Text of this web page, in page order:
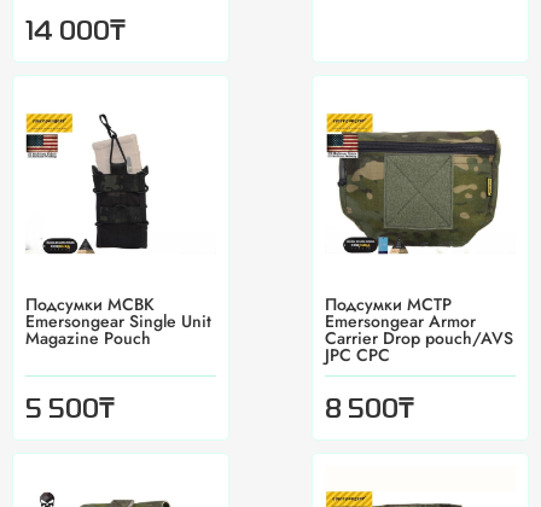
14 000₸
Подсумки MCBK
Emersongear Single Unit
Magazine Pouch
5 500₸
Подсумки MCTP
Emersongear Armor
Carrier Drop pouch/AVS
JPC CPC
8 500₸